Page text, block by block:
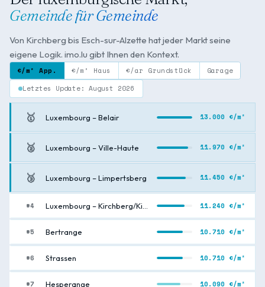
Gemeinde für Gemeinde
Von Kirchberg bis Esch-sur-Alzette hat jeder Markt seine
eigene Logik. imo.lu gibt Ihnen den Kontext.
€/m² App. €/m² Haus €/ar Grundstück
Garage
Letztes Update: August 2026
🥇 Luxembourg – Belair 13.000 €/m²
🥈 Luxembourg – Ville-Haute 11.970 €/m²
🥉 Luxembourg – Limpertsberg 11.450 €/m²
#4 11.240 €/m²
#5 Bertrange 10.710 €/m²
#6 Strassen 10.710 €/m²
#7 Hesperange 10.090 €/m²